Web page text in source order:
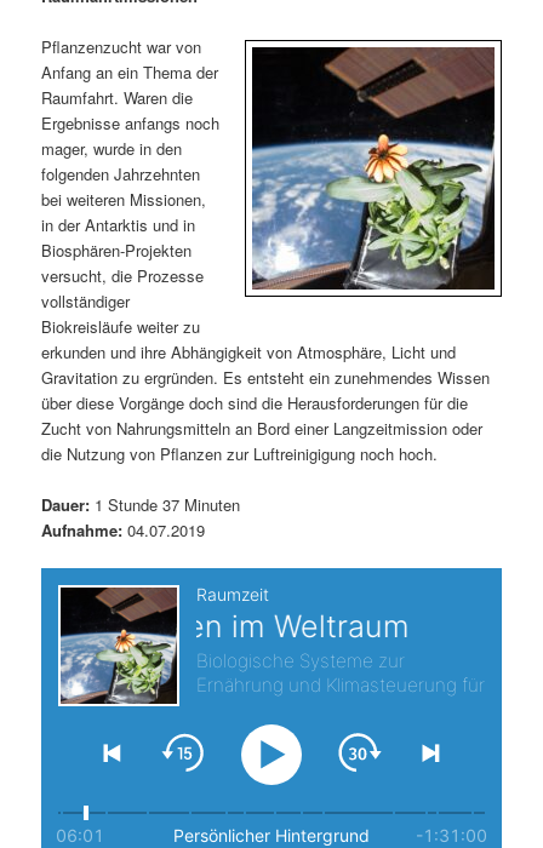
ä
r
e
n
I
n
h
a
t
s
r
g
n
d
ä
r
e
n
I
n
a
l
s
i
n
v
i
g
a
t
i
o
n
Pflanzenzucht war von
Anfang an ein Thema der
Raumfahrt. Waren die
Ergebnisse anfangs noch
mager, wurde in den
folgenden Jahrzehnten
bei weiteren Missionen,
in der Antarktis und in
Biosphären-Projekten
versucht, die Prozesse
vollständiger
Biokreisläufe weiter zu
erkunden und ihre Abhängigkeit von Atmosphäre, Licht und
Gravitation zu ergründen. Es entsteht ein zunehmendes Wissen
über diese Vorgänge doch sind die Herausforderungen für die
Zucht von Nahrungsmitteln an Bord einer Langzeitmission oder
die Nutzung von Pflanzen zur Luftreinigigung noch hoch.
Dauer: 1 Stunde 37 Minuten
Aufnahme: 04.07.2019